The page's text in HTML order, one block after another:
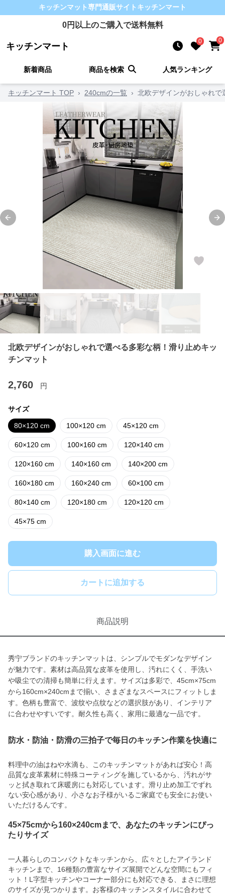
キッチンマット専門通販サイト キッチンマート
0円以上のご購入で送料無料
キッチンマート 0 0
新着商品 商品を検索 人気ランキング
キッチンマート TOP › 240cmの一覧 › 北欧デザインがおしゃれ
Previous slide
北欧デザインがおしゃれで選べる多彩な柄！滑り止めキッ
チンマット
2,760 円
サイズ
80×120 cm 100×120 cm 45×120 cm
60×120 cm 100×160 cm 120×140 cm
120×160 cm 140×160 cm 140×200 cm
160×180 cm 160×240 cm 60×100 cm
80×140 cm 120×180 cm 120×120 cm
45×75 cm
購入画面に進む
カートに追加する
商品説明
秀宁ブランドのキッチンマットは、シンプルでモダンなデザイン
が魅力です。素材は高品質な皮革を使用し、汚れにくく、手洗い
や吸尘での清掃も簡単に行えます。サイズは多彩で、45cm×75cm
から160cm×240cmまで揃い、さまざまなスペースにフィットしま
す。色柄も豊富で、波纹や点纹などの選択肢があり、インテリア
に合わせやすいです。耐久性も高く、家用に最適な一品です。
防水・防油・防滑の三拍子で毎日のキッチン作業を快適に
料理中の油はねや水滴も、このキッチンマットがあれば安心！高
品質な皮革素材に特殊コーティングを施しているから、汚れがサ
ッと拭き取れて床暖房にも対応しています。滑り止め加工でずれ
ない安心感があり、小さなお子様がいるご家庭でも安全にお使い
いただけるんです。
45×75cmから160×240cmまで、あなたのキッチンにぴっ
たりサイズ
一人暮らしのコンパクトなキッチンから、広々としたアイランド
キッチンまで、16種類の豊富なサイズ展開でどんな空間にもフィ
ット！L字型キッチンやコーナー部分にも対応できる、まさに理想
のサイズが見つかります。お客様のキッチンスタイルに合わせて